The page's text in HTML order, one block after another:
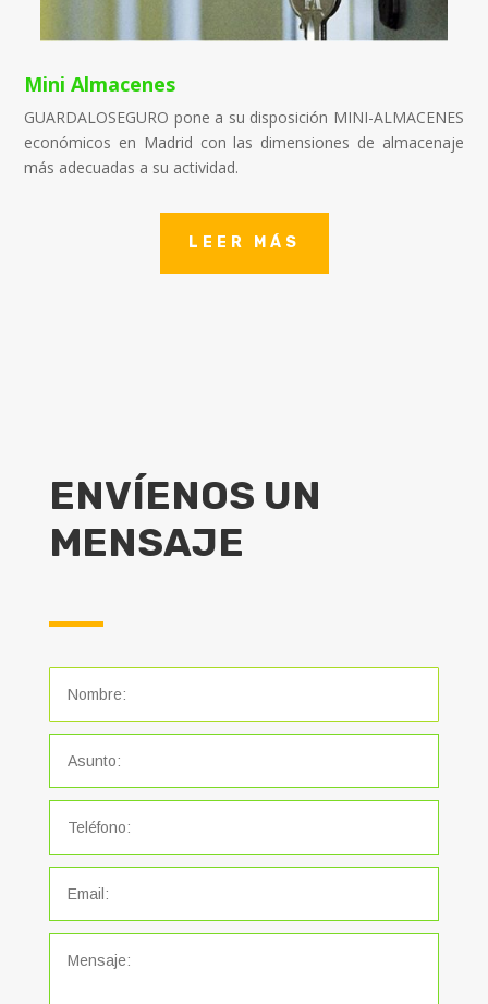
Mini Almacenes
GUARDALOSEGURO pone a su disposición MINI-ALMACENES
económicos en Madrid con las dimensiones de almacenaje
más adecuadas a su actividad.
LEER MÁS
ENVÍENOS UN
MENSAJE